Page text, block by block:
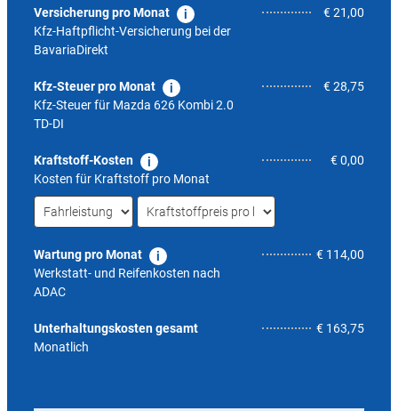
Versicherung pro Monat
Kfz-Haftpflicht-Versicherung bei der
BavariaDirekt
€ 21,00
Kfz-Steuer pro Monat
Kfz-Steuer für Mazda 626 Kombi 2.0
TD-DI
€ 28,75
Kraftstoff-Kosten
Kosten für Kraftstoff pro Monat
€ 0,00
Wartung pro Monat
Werkstatt- und Reifenkosten nach
ADAC
€ 114,00
Unterhaltungskosten gesamt
Monatlich
€ 163,755,5